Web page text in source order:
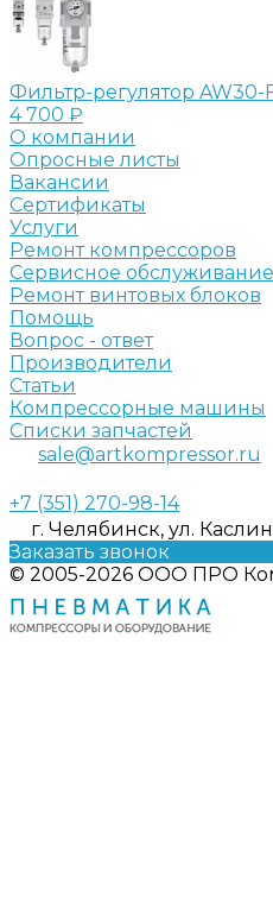
Фильтр-регулятор AW30-
4 700 ₽
О компании
Опросные листы
Вакансии
Сертификаты
Услуги
Ремонт компрессоров
Сервисное
Ремонт винтовых блоков
Помощь
Вопрос - ответ
Производители
Статьи
Компрессорные машины
Списки запчастей
sale@artkompressor.ru
+7 (351) 270-98-14
г. Челябинск, ул.
Заказать звонок
© 2005-2026 ООО ПРО